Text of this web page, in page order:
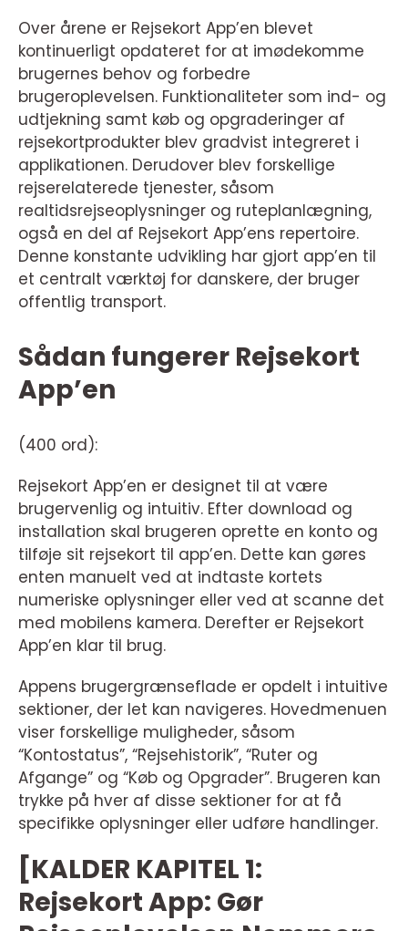
Over årene er Rejsekort App’en blevet
kontinuerligt opdateret for at imødekomme
brugernes behov og forbedre
brugeroplevelsen. Funktionaliteter som ind- og
udtjekning samt køb og opgraderinger af
rejsekortprodukter blev gradvist integreret i
applikationen. Derudover blev forskellige
rejserelaterede tjenester, såsom
realtidsrejseoplysninger og ruteplanlægning,
også en del af Rejsekort App’ens repertoire.
Denne konstante udvikling har gjort app’en til
et centralt værktøj for danskere, der bruger
offentlig transport.
Sådan fungerer Rejsekort
App’en
(400 ord):
Rejsekort App’en er designet til at være
brugervenlig og intuitiv. Efter download og
installation skal brugeren oprette en konto og
tilføje sit rejsekort til app’en. Dette kan gøres
enten manuelt ved at indtaste kortets
numeriske oplysninger eller ved at scanne det
med mobilens kamera. Derefter er Rejsekort
App’en klar til brug.
Appens brugergrænseflade er opdelt i intuitive
sektioner, der let kan navigeres. Hovedmenuen
viser forskellige muligheder, såsom
“Kontostatus”, “Rejsehistorik”, “Ruter og
Afgange” og “Køb og Opgrader”. Brugeren kan
trykke på hver af disse sektioner for at få
specifikke oplysninger eller udføre handlinger.
[KALDER KAPITEL 1:
Rejsekort App: Gør